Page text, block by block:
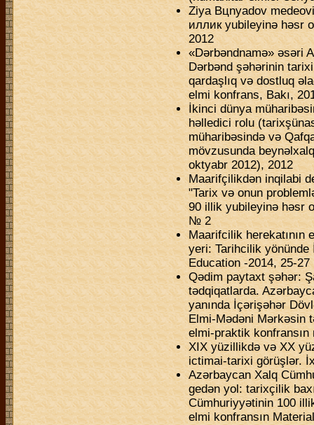
Ziya Bцnyadov
иллик yubileyinə həsr
2012
«Dərbəndnamə» əsəri
Dərbənd şəhərinin
qardaşlıq və dostluq
elmi konfrans, Bakı,
İkinci dünya
həlledici rolu
müharibəsində və
mövzusunda
oktyabr 2012), 2012
Maarifçilikdən inqilabi
"Tarix və onun
90 illik yubileyinə həsr
№ 2
Maarifcilik
yeri: Tarihcilik
Education -2014, 25-
Qədim paytaxt şəhər:
tədqiqatlarda.
yanında İçərişəhər
Elmi-Mədəni Mərkəsin
elmi-praktik konfransın
XIX yüzillikdə və XX
ictimai-tarixi görüşlər.
Azərbaycan Xalq
gedən yol: tarixçilik
Cümhuriyyətinin 100
elmi konfransın